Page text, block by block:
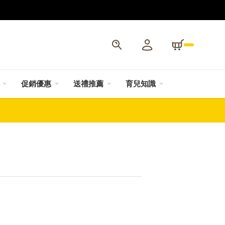
促銷優惠 送禮推薦 育兒知識